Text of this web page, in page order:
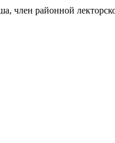
член районной